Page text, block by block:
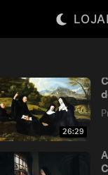
LOJA
26:29